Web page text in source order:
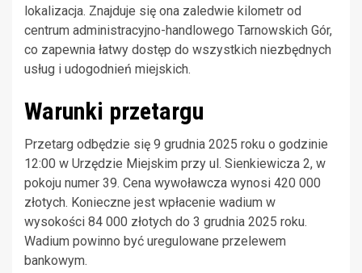
lokalizacja. Znajduje się ona zaledwie kilometr od
centrum administracyjno-handlowego Tarnowskich Gór,
co zapewnia łatwy dostęp do wszystkich niezbędnych
usług i udogodnień miejskich.
Warunki przetargu
Przetarg odbędzie się 9 grudnia 2025 roku o godzinie
12:00 w Urzędzie Miejskim przy ul. Sienkiewicza 2, w
pokoju numer 39. Cena wywoławcza wynosi 420 000
złotych. Konieczne jest wpłacenie wadium w
wysokości 84 000 złotych do 3 grudnia 2025 roku.
Wadium powinno być uregulowane przelewem
bankowym.